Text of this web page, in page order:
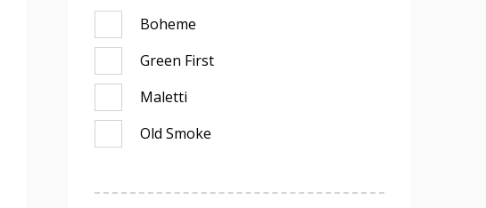
Boheme
Green First
Maletti
Old Smoke